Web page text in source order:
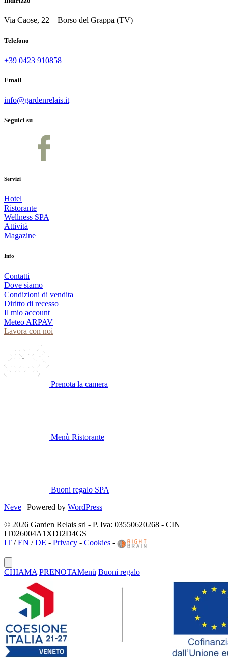
Via Caose, 22 – Borso del Grappa (TV)
Telefono
+39 0423 910858
Email
info@gardenrelais.it
Seguici su
Servizi
Hotel
Ristorante
Wellness SPA
Attività
Magazine
Info
Contatti
Dove siamo
Condizioni di vendita
Diritto di recesso
Il mio account
Meteo ARPAV
Lavora con noi
Prenota la camera
Menù Ristorante
Buoni regalo SPA
Neve | Powered by WordPress
© 2026 Garden Relais srl - P. Iva: 03550620268 - CIN
IT026004A1XDJ2D4GS
IT /EN /DE - Privacy - Cookies -
CHIAMA PRENOTAMenù Buoni regalo